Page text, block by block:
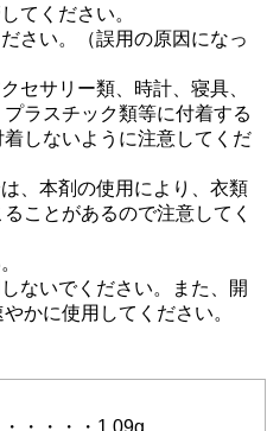
てください。
さい。（誤用の原因になっ
セサリー類、時計、寝具、
ラスチック類等に付着する
しないように注意してくだ
、本剤の使用により、衣類
ことがあるので注意してく
ないでください。また、開
かに使用してください。
・・・・1.09g